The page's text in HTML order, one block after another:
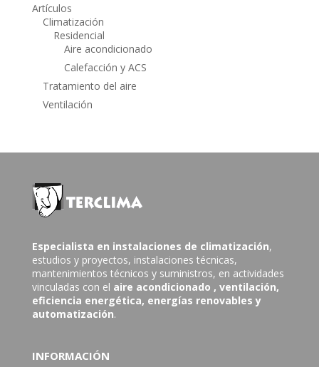
Artículos
Climatización
Residencial
Aire acondicionado
Calefacción y ACS
Tratamiento del aire
Ventilación
Especialista en instalaciones de climatización,
estudios y proyectos, instalaciones técnicas,
mantenimientos técnicos y suministros, en actividades
vinculadas con el aire acondicionado , ventilación,
eficiencia energética, energías renovables y
automatización.
INFORMACIÓN